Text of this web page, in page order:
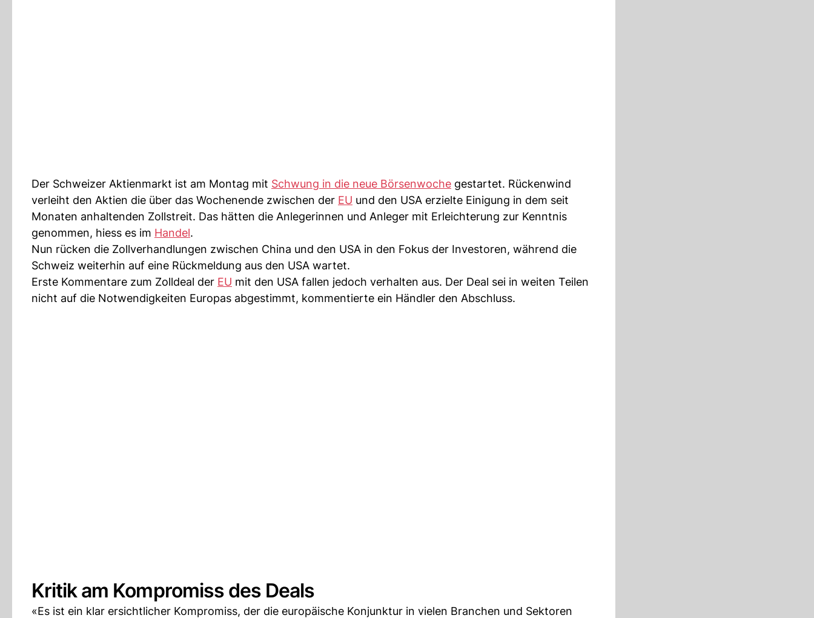
Der Schweizer Aktienmarkt ist am Montag mit Schwung in die neue Börsenwoche gestartet. Rückenwind
verleiht den Aktien die über das Wochenende zwischen der EU und den USA erzielte Einigung in dem seit
Monaten anhaltenden Zollstreit. Das hätten die Anlegerinnen und Anleger mit Erleichterung zur Kenntnis
genommen, hiess es im Handel.
Nun rücken die Zollverhandlungen zwischen China und den USA in den Fokus der Investoren, während die
Schweiz weiterhin auf eine Rückmeldung aus den USA wartet.
Erste Kommentare zum Zolldeal der EU mit den USA fallen jedoch verhalten aus. Der Deal sei in weiten Teilen
nicht auf die Notwendigkeiten Europas abgestimmt, kommentierte ein Händler den Abschluss.
Kritik am Kompromiss des Deals
«Es ist ein klar ersichtlicher Kompromiss, der die europäische Konjunktur in vielen Branchen und Sektoren